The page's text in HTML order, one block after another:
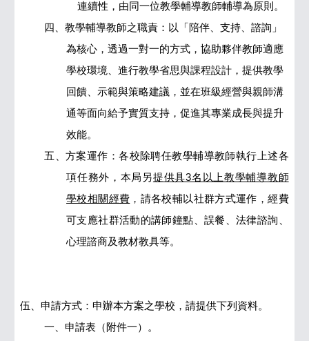
連續性，由同一位教學輔導教師輔導為原則。
四、教學輔導教師之職責：以「陪伴、支持、諮詢」
為核心，透過一對一的方式，協助夥伴教師適應
學校環境、進行教學省思與課程設計，提供教學
回饋、示範與策略建議，並在班級經營與親師溝
通等面向給予實質支持，促進其專業成長與提升
效能。
五、方案運作：各校除聘任教學輔導教師執行上述各
項任務外，本局另提供具3名以上教學輔導教師
學校相關經費 ，請各校輔以社群方式運作，經費
可支應社群活動的講師鐘點、誤餐、法律諮詢、
心理諮商及教材教具等。
伍、申請方式：申辦本方案之學校，請提供下列資料。
一、申請表（附件一）。